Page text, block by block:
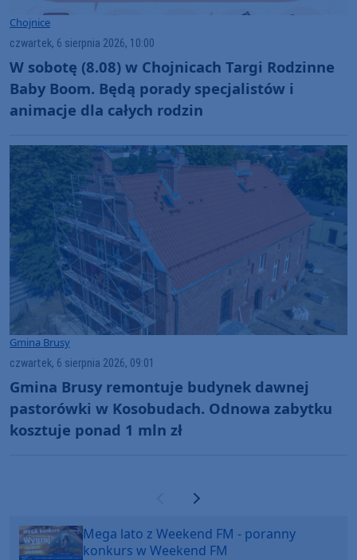
Chojnice
czwartek, 6 sierpnia 2026, 10:00
W sobotę (8.08) w Chojnicach Targi Rodzinne
Baby Boom. Będą porady specjalistów i
animacje dla całych rodzin
Gmina Brusy
czwartek, 6 sierpnia 2026, 09:01
Gmina Brusy remontuje budynek dawnej
pastorówki w Kosobudach. Odnowa zabytku
kosztuje ponad 1 mln zł
Poprzednia strona
Następna strona
Mega lato z Weekend FM - poranny
konkurs w Weekend FM